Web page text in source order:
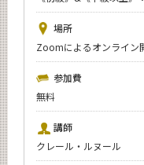
場所
Zoomによるオンライン
参加費
無料
講師
クレール・ルヌール
News
イベントカレンダー
Event Calendar
今後のイベント
年別アーカイブ